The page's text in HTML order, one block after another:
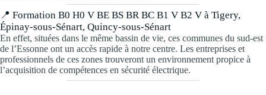
📍 Formation B0 H0 V BE BS BR BC B1 V B2 V à Tigery,
Épinay-sous-Sénart, Quincy-sous-Sénart
En effet, situées dans le même bassin de vie, ces communes du sud-est
de l’Essonne ont un accès rapide à notre centre. Les entreprises et
professionnels de ces zones trouveront un environnement propice à
l’acquisition de compétences en sécurité électrique.